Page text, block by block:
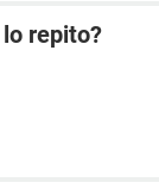
repito?